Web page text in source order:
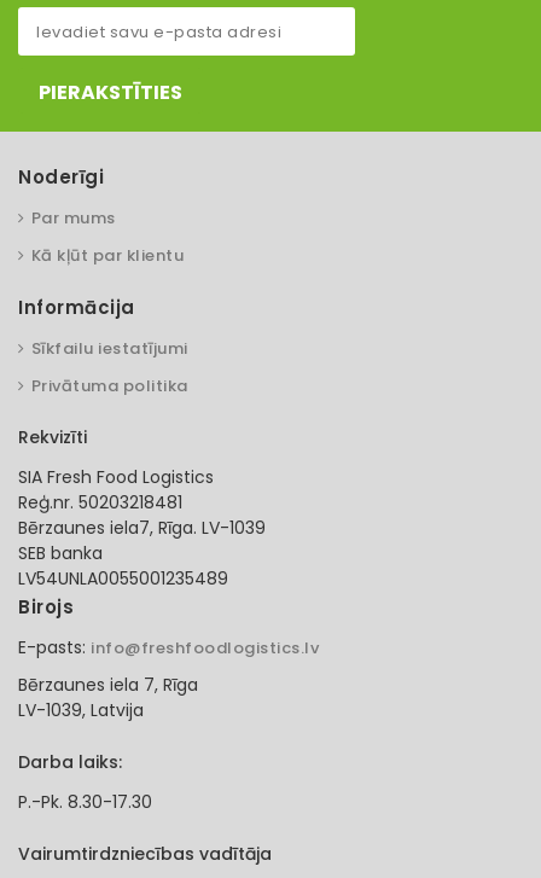
PIERAKSTĪTIES
Noderīgi
Par mums
Kā kļūt par klientu
Informācija
Sīkfailu iestatījumi
Privātuma politika
Rekvizīti
SIA Fresh Food Logistics
Reģ.nr. 50203218481
Bērzaunes iela7, Rīga. LV-1039
SEB banka
LV54UNLA0055001235489
Birojs
E-pasts: info@freshfoodlogistics.lv
Bērzaunes iela 7, Rīga
LV-1039, Latvija
Darba laiks:
P.-Pk. 8.30-17.30
Vairumtirdzniecības vadītāja